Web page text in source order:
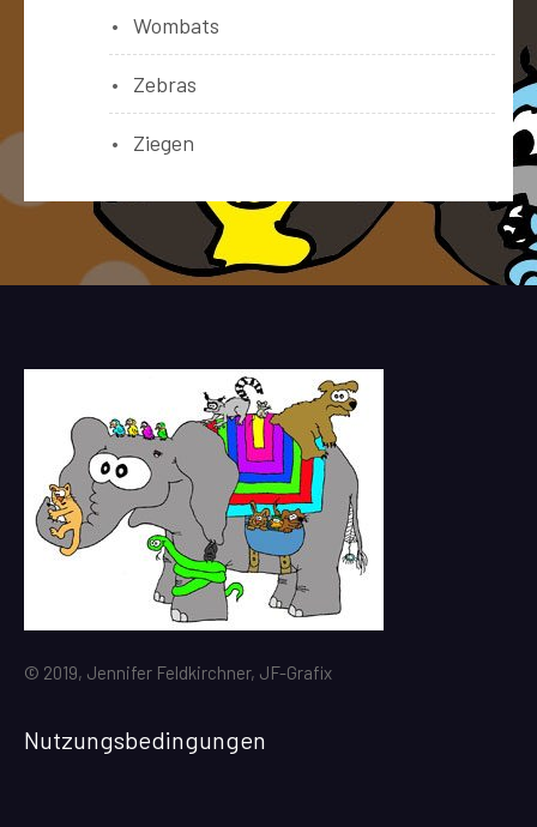
Wombats
Zebras
Ziegen
© 2019, Jennifer Feldkirchner, JF-Grafix
Nutzungsbedingungen